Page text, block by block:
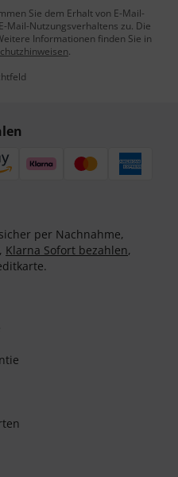
Sie dem Erhalt von E-Mail-
Mail-Nutzungsverhaltens zu. Die
Informationen finden Sie in
.
per Nachnahme,
Klarna Sofort bezahlen,